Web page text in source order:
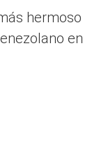
hermoso
en